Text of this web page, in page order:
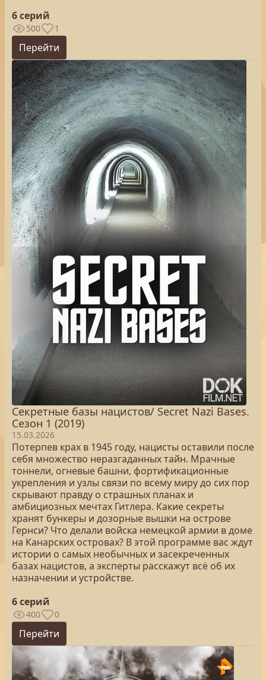
6 серий
500 1
Перейти
Секретные базы нацистов/ Secret Nazi Bases.
Сезон 1 (2019)
15.03.2026
Потерпев крах в 1945 году, нацисты оставили после
себя множество неразгаданных тайн. Мрачные
тоннели, огневые башни, фортификационные
укрепления и узлы связи по всему миру до сих пор
скрывают правду о страшных планах и
амбициозных мечтах Гитлера. Какие секреты
хранят бункеры и дозорные вышки на острове
Гернси? Что делали войска немецкой армии в доме
на Канарских островах? В этой программе вас ждут
истории о самых необычных и засекреченных
базах нацистов, а эксперты расскажут всё об их
назначении и устройстве.
6 серий
400 0
Перейти